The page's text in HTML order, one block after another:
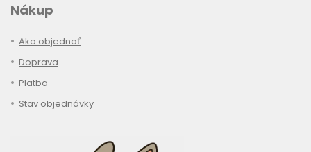
Nákup
Ako objednať
Doprava
Platba
Stav objednávky